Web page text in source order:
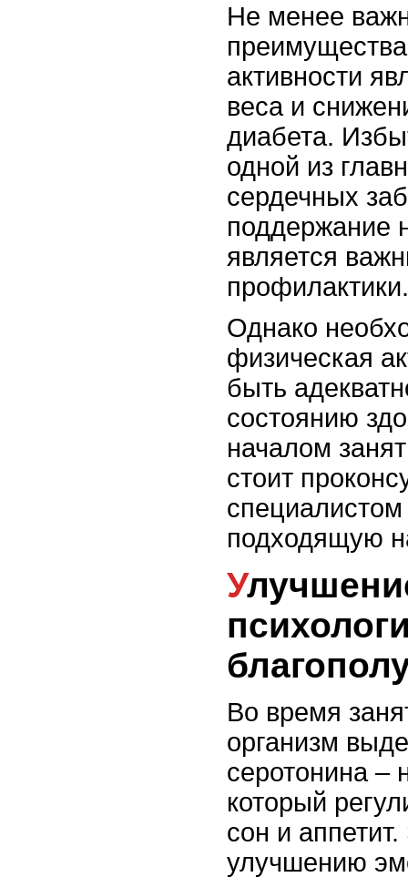
Не менее
активности
веса и
диабета.
одной из
сердечных
поддержание
является
профилактики.
Однако
физическая
быть
состоянию
началом
стоит
подходящую
Улучшение
Во время
организм
серотонина –
который
сон и
улучшению